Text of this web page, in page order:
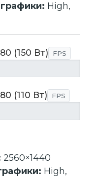
High,
(150 Вт) FPS
(110 Вт) FPS
2560×1440
High,